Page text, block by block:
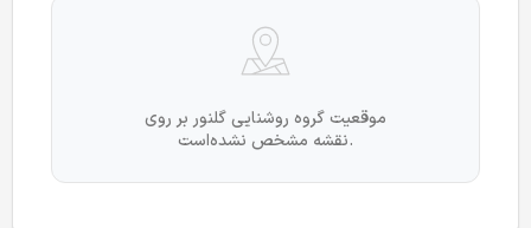
موقعیت گروه روشنایی گلنور بر روی